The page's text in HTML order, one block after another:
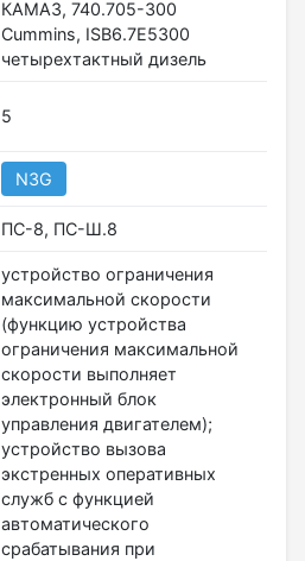
КАМАЗ, 740.705-300
Cummins, ISB6.7E5300
четырехтактный дизель
5
N3G
ПС-8, ПС-Ш.8
устройство ограничения
максимальной скорости
(функцию устройства
ограничения максимальной
скорости выполняет
электронный блок
управления двигателем);
устройство вызова
экстренных оперативных
служб с функцией
автоматического
срабатывания при